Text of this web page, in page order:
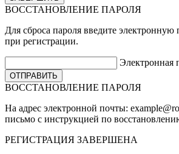
ВОССТАНОВЛЕНИЕ ПАРОЛЯ
Для сброса пароля введите электронную
при регистрации.
Электронная
ВОССТАНОВЛЕНИЕ ПАРОЛЯ
На адрес электронной почты:
письмо с инструкцией по
РЕГИСТРАЦИЯ ЗАВЕРШЕНА